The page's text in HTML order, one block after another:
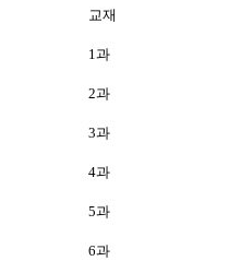
교재
1과
2과
3과
4과
5과
6과